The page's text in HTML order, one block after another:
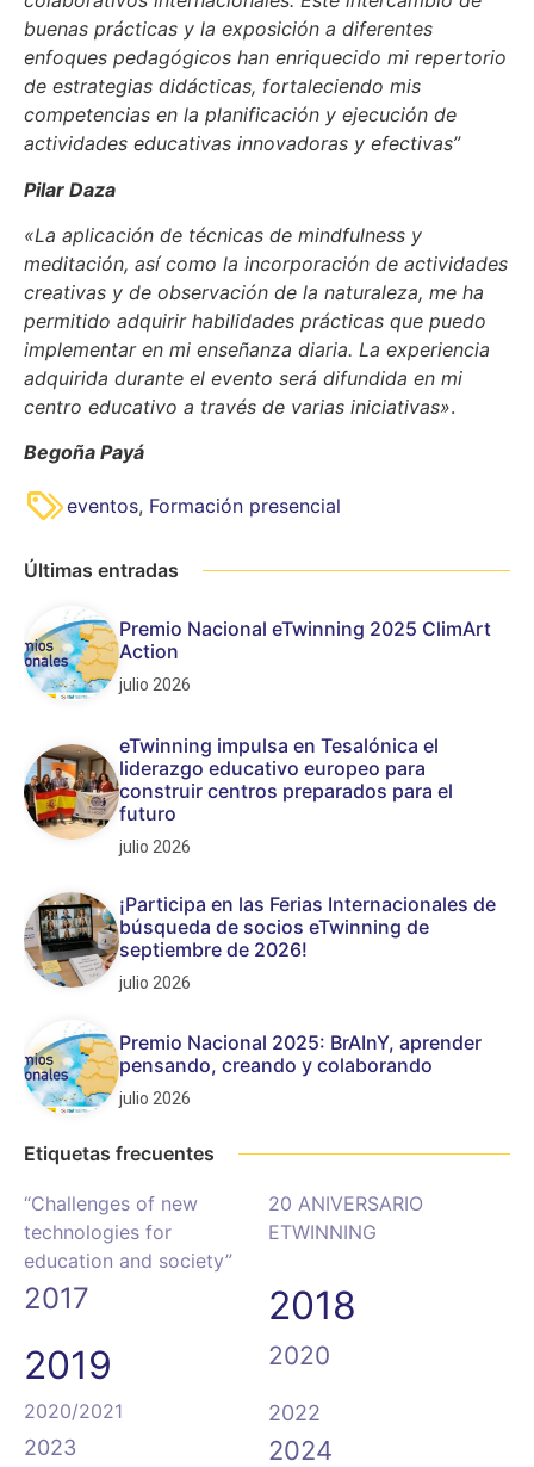
buenas prácticas y la exposición a diferentes
enfoques pedagógicos han enriquecido mi repertorio
de estrategias didácticas, fortaleciendo mis
competencias en la planificación y ejecución de
actividades educativas innovadoras y efectivas”
Pilar Daza
«La aplicación de técnicas de mindfulness y
meditación, así como la incorporación de actividades
creativas y de observación de la naturaleza, me ha
permitido adquirir habilidades prácticas que puedo
implementar en mi enseñanza diaria. La experiencia
adquirida durante el evento será difundida en mi
centro educativo a través de varias iniciativas».
Begoña Payá
eventos, Formación presencial
Últimas entradas
Premio Nacional eTwinning 2025 ClimArt
Action
julio 2026
eTwinning impulsa en Tesalónica el
liderazgo educativo europeo para
construir centros preparados para el
futuro
julio 2026
¡Participa en las Ferias Internacionales de
búsqueda de socios eTwinning de
septiembre de 2026!
julio 2026
Premio Nacional 2025: BrAInY, aprender
pensando, creando y colaborando
julio 2026
Etiquetas frecuentes
“Challenges of new
technologies for
education and society”
20 ANIVERSARIO
ETWINNING
2017
2018
2019
2020
2020/2021
2022
2023
2024